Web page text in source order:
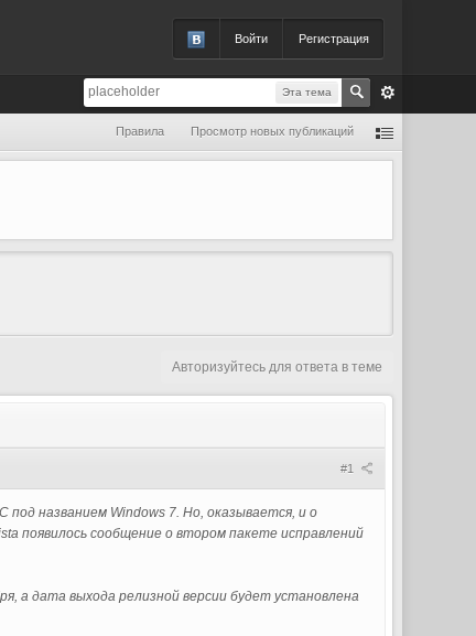
Войти Регистрация
Эта тема
Правила Просмотр новых публикаций
Авторизуйтесь для ответа в теме
#1
названием Windows 7. Но, оказывается, и о
появилось сообщение о втором пакете исправлений
а дата выхода релизной версии будет установлена